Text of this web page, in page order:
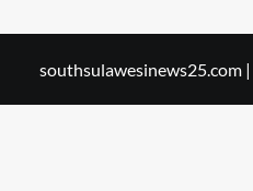
southsulawesinews25.com |